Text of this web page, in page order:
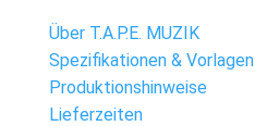
Über T.A.P.E. MUZIK
Spezifikationen & Vorlagen
Produktionshinweise
Lieferzeiten